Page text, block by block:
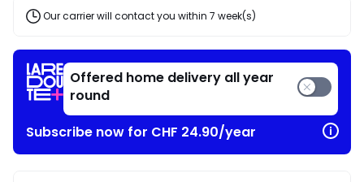
20%
discount
Our carrier will contact you within 7 week(s)
Offered home delivery all year
round
Subscribe now for CHF 24.90/year